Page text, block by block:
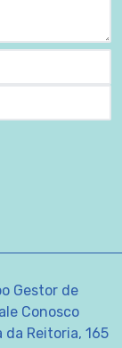
Gestor de
Conosco
Reitoria, 165